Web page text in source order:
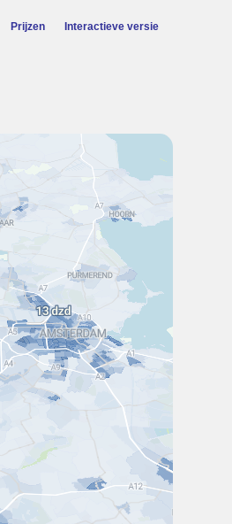
Prijzen Interactieve versie